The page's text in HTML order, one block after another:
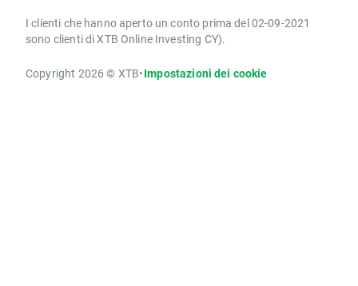
I clienti che hanno aperto un conto prima del 02-09-2021
sono clienti di XTB Online Investing CY).
Copyright 2026 © XTB•Impostazioni dei cookie